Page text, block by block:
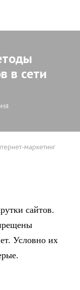
в сети
маркетинг
сайтов.
Условно их